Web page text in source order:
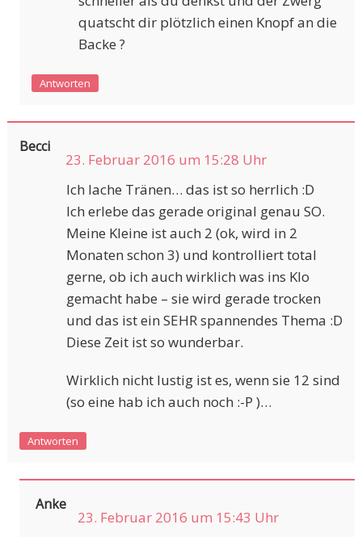
quatscht dir plötzlich einen Knopf an die
Backe ?
Antworten
Becci
23. Februar 2016 um 15:28 Uhr
Ich lache Tränen… das ist so herrlich :D
Ich erlebe das gerade original genau SO.
Meine Kleine ist auch 2 (ok, wird in 2
Monaten schon 3) und kontrolliert total
gerne, ob ich auch wirklich was ins Klo
gemacht habe – sie wird gerade trocken
und das ist ein SEHR spannendes Thema :D
Diese Zeit ist so wunderbar.
Wirklich nicht lustig ist es, wenn sie 12 sind
(so eine hab ich auch noch :-P )…
Antworten
Anke
23. Februar 2016 um 15:43 Uhr